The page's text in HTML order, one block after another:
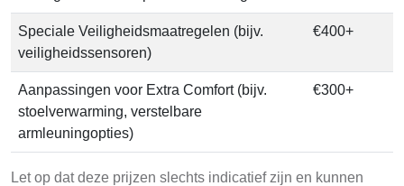
Speciale Veiligheidsmaatregelen (bijv.
veiligheidssensoren)
€400+
Aanpassingen voor Extra Comfort (bijv.
stoelverwarming, verstelbare
armleuningopties)
€300+
Let op dat deze prijzen slechts indicatief zijn en kunnen